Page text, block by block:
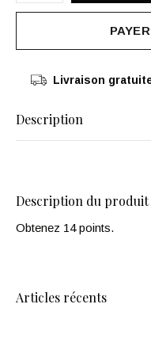
Livraison
Description
Description du produit
Obtenez 14 points.
Articles récents